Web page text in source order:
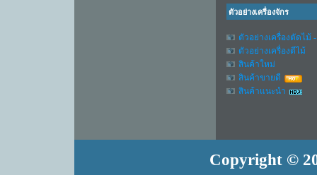
ตัวอย่างเครื่องจักร
ตัวอย่างเครื่องตัดไม้
ตัวอย่างเครื่องตีไม้
สินค้าใหม่
สินค้าขายดี
สินค้าแนะนำ
Copyright ©